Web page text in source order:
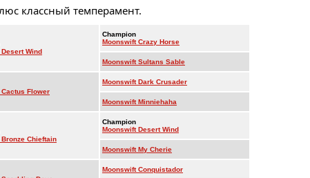
классный темперамент.
Wind
Champion
Moonswift Crazy Horse
Moonswift Sultans Sable
Flower
Moonswift Dark Crusader
Moonswift Minniehaha
Chieftain
Champion
Moonswift Desert Wind
Moonswift My Cherie
Moonswift Conquistador